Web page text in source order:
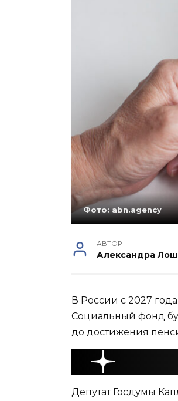
Фото: abn.agency
АВТОР
Александра
В России с 2027
Социальный фонд
до достижения
Депутат Госдумы